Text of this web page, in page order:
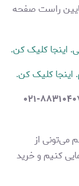
راست صفحه
اینجا کلیک کن.
کلیک کن.
۰۲۱
می‌تونی از
کنیم و خرید